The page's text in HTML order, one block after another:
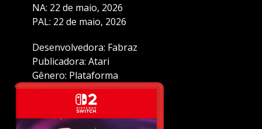
NA: 22 de maio, 2026
PAL: 22 de maio, 2026
Desenvolvedora: Fabraz
Publicadora: Atari
Gênero: Plataforma